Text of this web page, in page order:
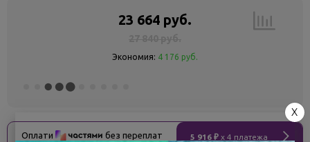
23 664 руб.
Экономия: 4 176 руб.
Оплати без переплат 5 916 ₽ x 4 платежа
X